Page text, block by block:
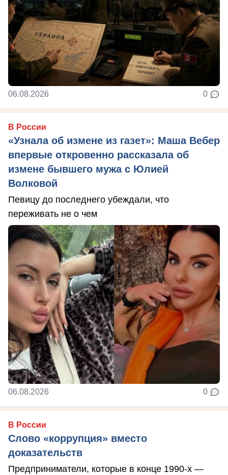
06.08.2026 0
В России
«Узнала об измене из газет»: Маша Вебер
впервые откровенно рассказала об
измене бывшего мужа с Юлией
Волковой
Певицу до последнего убеждали, что
переживать не о чем
06.08.2026 0
В России
Слово «коррупция» вместо
доказательств
Предприниматели, которые в конце 1990-х —